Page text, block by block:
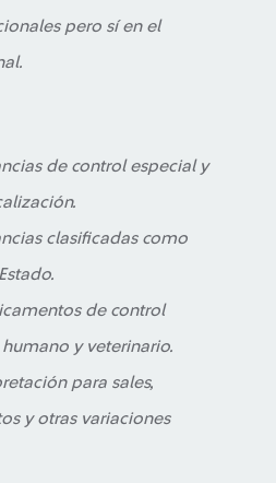
pero sí en el
de control especial y
clasificadas como
de control
y veterinario.
para sales,
y otras variaciones